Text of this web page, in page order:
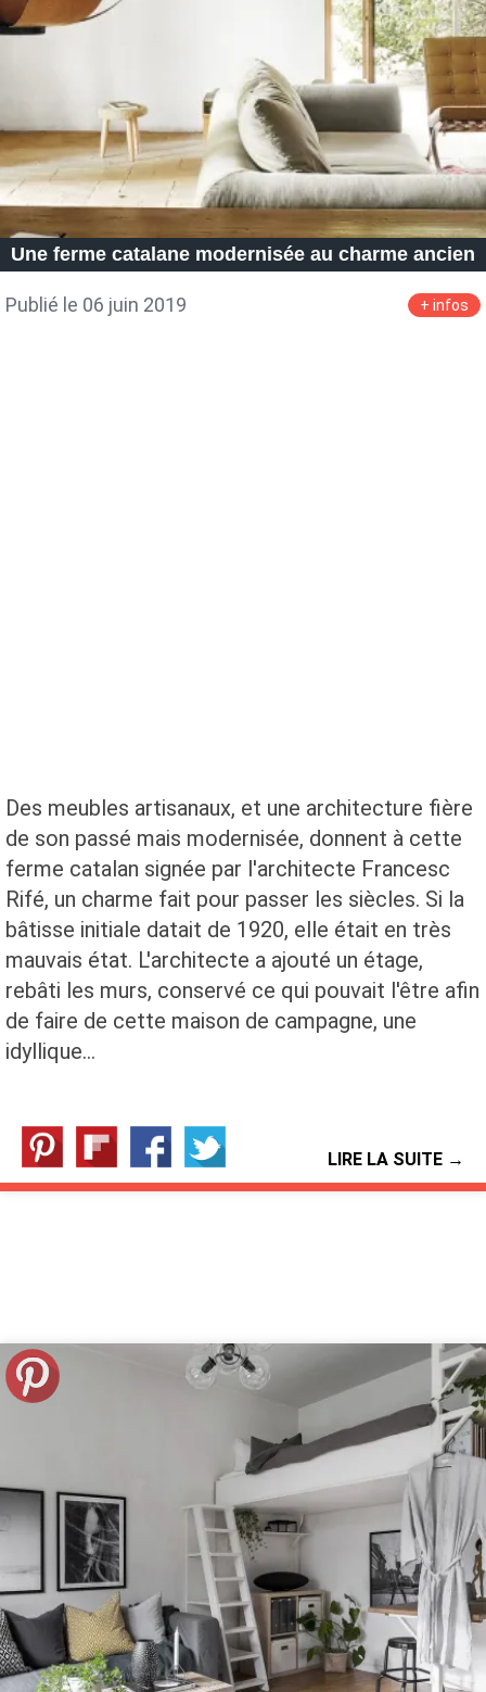
Petite Surface
Question De Style
Renovation
Une ferme catalane modernisée au charme ancien
Publié le 06 juin 2019 + infos
Des meubles artisanaux, et une architecture fière
de son passé mais modernisée, donnent à cette
ferme catalan signée par l'architecte Francesc
Rifé, un charme fait pour passer les siècles. Si la
bâtisse initiale datait de 1920, elle était en très
mauvais état. L'architecte a ajouté un étage,
rebâti les murs, conservé ce qui pouvait l'être afin
de faire de cette maison de campagne, une
idyllique…
LIRE LA SUITE →